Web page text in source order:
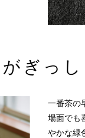
ぎっ
一番茶の
場面でも
やかな緑